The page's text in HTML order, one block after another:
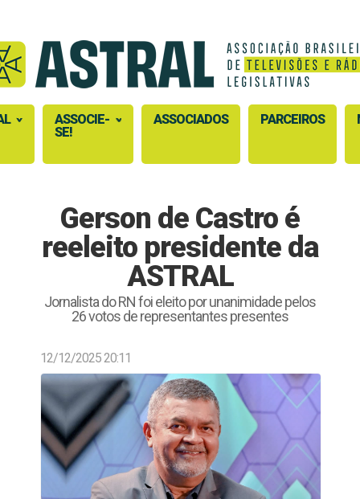
ASSOCIE-
SE!
ASSOCIADOS PARCEIROS
Gerson de Castro é
reeleito presidente da
ASTRAL
Jornalista do RN foi eleito por unanimidade pelos
26 votos de representantes presentes
12/12/2025 20:11